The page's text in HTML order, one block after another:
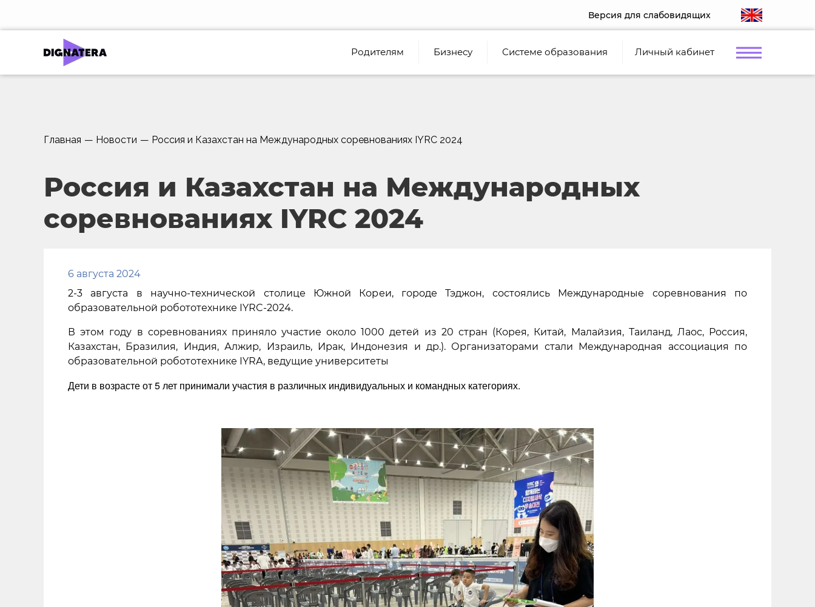
Версия для слабовидящих
Родителям Бизнесу Системе образования Личный кабинет
Главная — Новости — Россия и Казахстан на Международных соревнованиях IYRC 2024
Россия и Казахстан на Международных
соревнованиях IYRC 2024
6 августа 2024
2-3 августа в научно-технической столице Южной Кореи, городе Тэджон, состоялись Международные соревнования по
образовательной робототехнике IYRC-2024.
В этом году в соревнованиях приняло участие около 1000 детей из 20 стран (Корея, Китай, Малайзия, Таиланд, Лаос, Россия,
Казахстан, Бразилия, Индия, Алжир, Израиль, Ирак, Индонезия и др.). Организаторами стали Международная ассоциация по
образовательной робототехнике IYRA, ведущие университеты
Дети в возрасте от 5 лет принимали участия в различных индивидуальных и командных категориях.